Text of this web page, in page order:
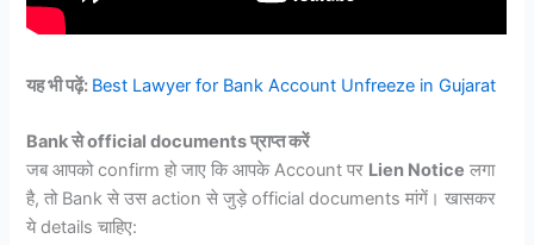
यह भी पढ़ें: Best Lawyer for Bank Account Unfreeze in Gujarat
Bank से official documents प्राप्त करें
जब आपको confirm हो जाए कि आपके Account पर Lien Notice लगा
है, तो Bank से उस action से जुड़े official documents मांगें। खासकर
ये details चाहिए: